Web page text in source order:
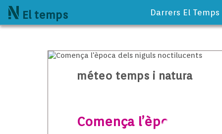
El temps Darrers El Temps
méteo temps i natura
Comença l’època dels